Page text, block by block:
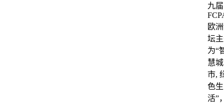
九届
欧
坛
为“
慧城
市,
色生
活”